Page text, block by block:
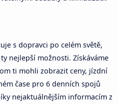
s dopravci po celém světě,
nejlepší možnosti. Získáváme
ti mohli zobrazit ceny, jízdní
čase pro 6 denních spojů
nejaktuálnějším informacím z